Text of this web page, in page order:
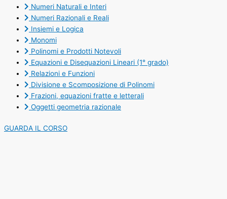
Numeri Naturali e Interi
Numeri Razionali e Reali
Insiemi e Logica
Monomi
Polinomi e Prodotti Notevoli
Equazioni e Disequazioni Lineari (1° grado)
Relazioni e Funzioni
Divisione e Scomposizione di Polinomi
Frazioni, equazioni fratte e letterali
Oggetti geometria razionale
GUARDA IL CORSO